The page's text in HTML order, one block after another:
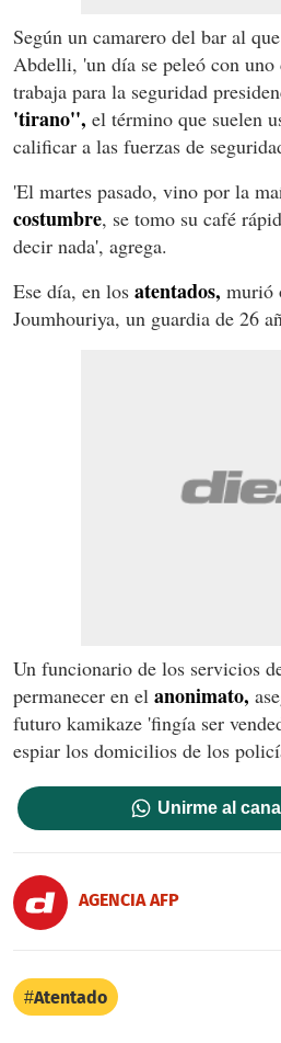
Según un camarero del bar al
Abdelli, 'un día se peleó con uno
trabaja para la seguridad
'tirano'', el término que suelen
calificar a las fuerzas de
'El martes pasado, vino por la
costumbre, se tomo su café
decir nada', agrega.
Ese día, en los atentados, murió
Joumhouriya, un guardia de 26
Un funcionario de los servicios
permanecer en el anonimato,
futuro kamikaze 'fingía ser
espiar los domicilios de los
Unirme al
AGENCIA AFP
Atentado